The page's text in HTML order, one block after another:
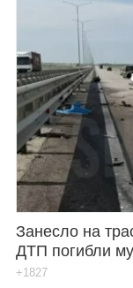
Занесло на
ДТП погибли
+1827